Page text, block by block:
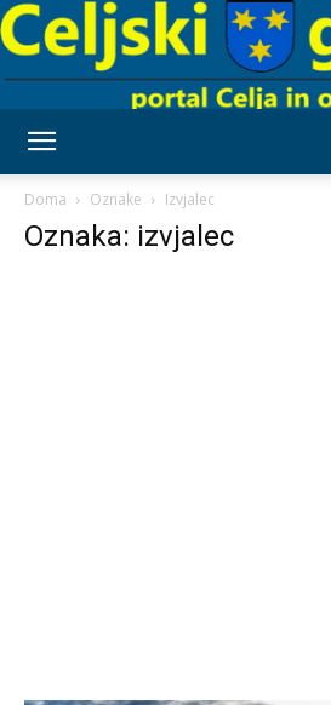
Doma Oznake Izvjalec
Oznaka: izvjalec